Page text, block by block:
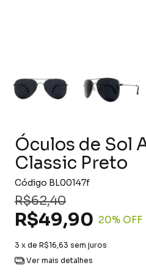
Óculos de Sol
Classic Preto
Código BL00147f
R$62,40
R$49,90 20% OFF
3 x de R$16,63 sem juros
Ver mais detalhes